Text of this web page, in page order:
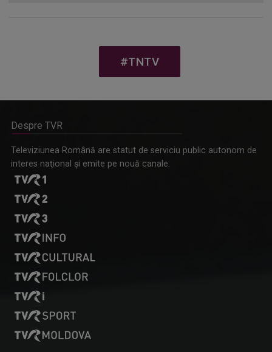
#TNTV
Despre TVR
Televiziunea Română are statut de serviciu public autonom de
interes naţional şi emite pe nouă canale: